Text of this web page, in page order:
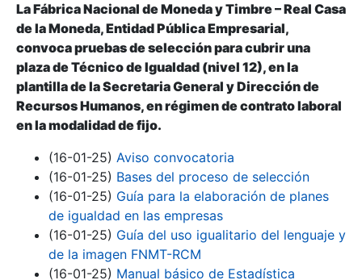
Show/Hide
Show/Hide
Show/Hide
La Fábrica Nacional de Moneda y Timbre – Real Casa
de la Moneda, Entidad Pública Empresarial,
convoca pruebas de selección para cubrir una
plaza de Técnico de Igualdad (nivel 12), en la
plantilla de la Secretaria General y Dirección de
Recursos Humanos, en régimen de contrato laboral
en la modalidad de fijo.
(16-01-25) Aviso convocatoria
(16-01-25) Bases del proceso de selección
(16-01-25) Guía para la elaboración de planes
de igualdad en las empresas
(16-01-25) Guía del uso igualitario del lenguaje y
de la imagen FNMT-RCM
(16-01-25) Manual básico de Estadística